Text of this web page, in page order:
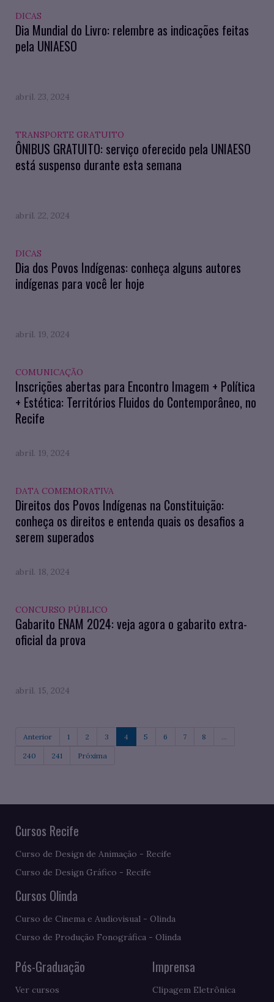
DICAS
Dia Mundial do Livro: relembre as indicações feitas
pela UNIAESO
abril. 23, 2024
TRANSPORTE GRATUITO
ÔNIBUS GRATUITO: serviço oferecido pela UNIAESO
está suspenso durante esta semana
abril. 22, 2024
DICAS
Dia dos Povos Indígenas: conheça alguns autores
indígenas para você ler hoje
abril. 19, 2024
COMUNICAÇÃO
Inscrições abertas para Encontro Imagem + Política
+ Estética: Territórios Fluidos do Contemporâneo, no
Recife
abril. 19, 2024
DATA COMEMORATIVA
Direitos dos Povos Indígenas na Constituição:
conheça os direitos e entenda quais os desafios a
serem superados
abril. 18, 2024
CONCURSO PÚBLICO
Gabarito ENAM 2024: veja agora o gabarito extra-
oficial da prova
abril. 15, 2024
Anterior 1 2 3 4 5 6 7 8 ...
240 241 Próxima
Cursos Recife
Curso de Design de Animação - Recife
Curso de Design Gráfico - Recife
Cursos Olinda
Curso de Cinema e Audiovisual - Olinda
Curso de Produção Fonográfica - Olinda
Pós-Graduação
Ver cursos
Imprensa
Clipagem Eletrônica